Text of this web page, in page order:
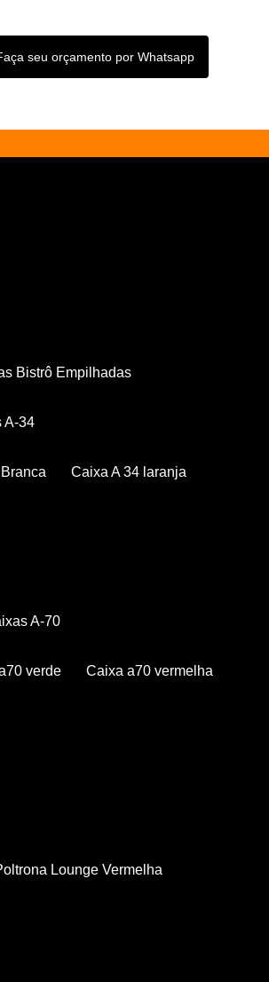
seu orçamento por Whatsapp
Bistrô Empilhadas
A-34
Branca Caixa A 34 laranja
A-70
a70 verde Caixa a70 vermelha
Poltrona Lounge Vermelha